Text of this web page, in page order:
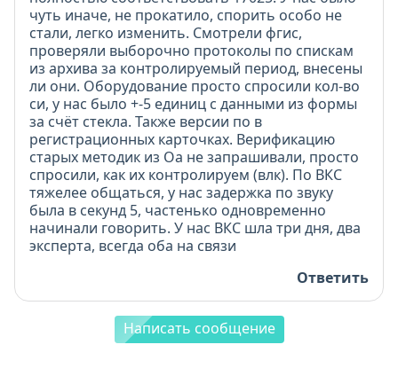
чуть иначе, не прокатило, спорить особо не
стали, легко изменить. Смотрели фгис,
проверяли выборочно протоколы по спискам
из архива за контролируемый период, внесены
ли они. Оборудование просто спросили кол-во
си, у нас было +-5 единиц с данными из формы
за счёт стекла. Также версии по в
регистрационных карточках. Верификацию
старых методик из Оа не запрашивали, просто
спросили, как их контролируем (влк). По ВКС
тяжелее общаться, у нас задержка по звуку
была в секунд 5, частенько одновременно
начинали говорить. У нас ВКС шла три дня, два
эксперта, всегда оба на связи
Ответить
Написать сообщение